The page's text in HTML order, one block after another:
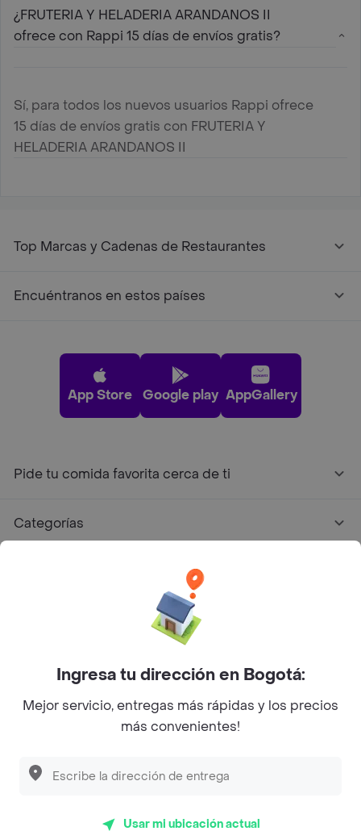
Descubre las PROMOCIONES que tenemos
¿FRUTERIA Y HELADERIA ARANDANOS II
ofrece con Rappi 15 días de envíos gratis?
Sí, para todos los nuevos usuarios Rappi ofrece
15 días de envíos gratis con FRUTERIA Y
HELADERIA ARANDANOS II
Top Marcas y Cadenas de Restaurantes
Encuéntranos en estos países
App Store Google play AppGallery
Pide tu comida favorita cerca de ti
Categorías
Facebook
Twitter
Instagram
©2026Rappi Inc. All rights reserved.
Ingresa tu dirección en Bogotá:
Mejor servicio, entregas más rápidas y los precios
más convenientes!
Usar mi ubicación actual